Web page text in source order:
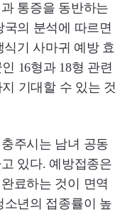
통증을 동반하는
의 분석에 따르면
기 사마귀 예방 효
16형과 18형 관련
기대할 수 있는 것
주시는 남녀 공동
있다. 예방접종은
료하는 것이 면역
년의 접종률이 높